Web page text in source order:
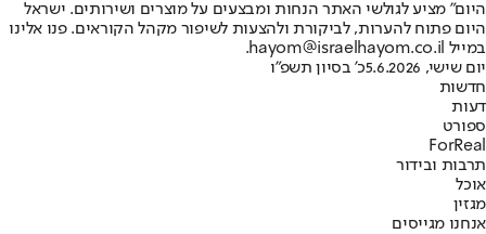
היום" מציע לגולשי האתר הנחות ומבצעים על מוצרים ושירותים. ישראל
היום פתוח להערות, לביקורת ולהצעות לשיפור מקהל הקוראים. פנו אלינו
במייל hayom@israelhayom.co.il.
יום שישי, 5.6.2026
כ' בסיון תשפ"ו
חדשות
דעות
ספורט
ForReal
תרבות ובידור
אוכל
מגזין
אנחנו מגייסים